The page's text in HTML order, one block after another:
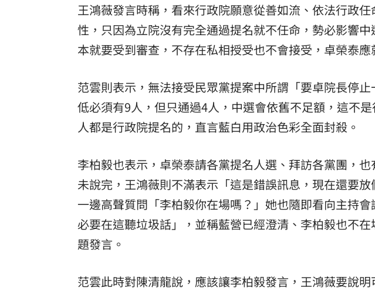
王鴻薇發言時稱，看來行政院願意從善如流、依法行政
性，只因為立院沒有完全通過提名就不任命，勢必影響
本就要受到審查，不存在私相授受也不會接受，卓榮泰應
范雲則表示，無法接受民眾黨提案中所謂「要卓院長停
低必須有9人，但只通過4人，中選會依舊不足額，這不
人都是行政院提名的，直言藍白用政治色彩全面封殺。
李柏毅也表示，卓榮泰請各黨提名人選、拜訪各黨團，
未說完，王鴻薇則不滿表示「這是錯誤訊息，現在還要
一邊高聲質問「李柏毅你在場嗎？」她也隨即看向主持會
必要在這聽垃圾話」，並稱藍營已經澄清、李柏毅也不
題發言。
范雲此時對陳清龍說，應該讓李柏毅發言，王鴻薇要說